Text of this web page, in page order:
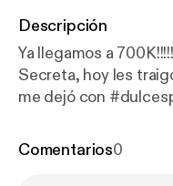
Descripción
Ya llegamos a
Secreta, hoy les
me dejó con #dulcespesadillas Si
en comentarios "Yo
Comentarios0